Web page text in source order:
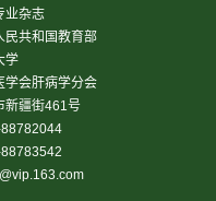
业杂志
民共和国教育部
学
学会肝病学分会
新疆街461号